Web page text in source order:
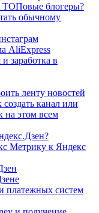
ТОПовые блогеры?
обычному
AliExpress
заработка в
ленту новостей
канал или
на этом всем
Метрику к Яндекс
платежных систем